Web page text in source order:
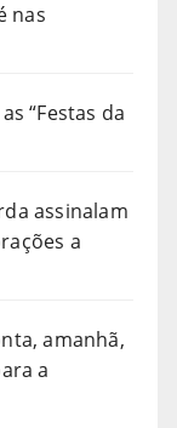
nas
“Festas da
assinalam
a
amanhã,
a